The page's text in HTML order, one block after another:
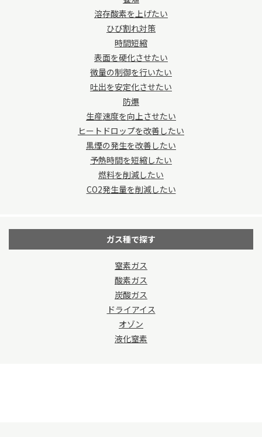
溶存酸素を上げたい
ひび割れ対策
時間短縮
表面を硬化させたい
微量の制御を行いたい
吐出を安定化させたい
防爆
生産速度を向上させたい
ヒートドロップを改善したい
黒煙の発生を改善したい
予熱時間を短縮したい
燃料を削減したい
CO2発生量を削減したい
ガス種で探す
窒素ガス
酸素ガス
炭酸ガス
ドライアイス
オゾン
液化窒素